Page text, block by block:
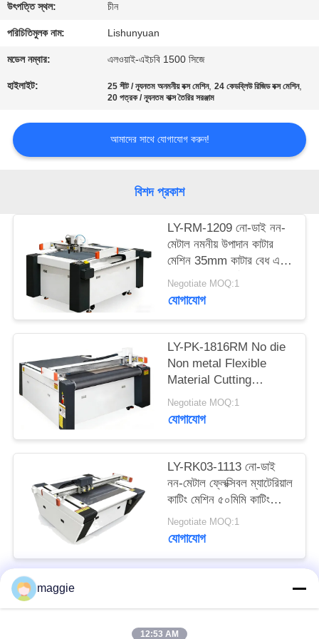
নিয়ন্ত্রণ
আমাদের
সাথে
খবর
উদ্ধৃতি
অনুরোধ
করুন
সাইট
ম্যাপ
গোপনীয়তা
উৎপত্তি স্থল: চীন
পরিচিতিমুলক নাম: Lishunyuan
মডেল নম্বার: এলওয়াই-এইচবি 1500 সিজে
হাইলাইট: 25 শীট / ন্যূনতম অনমনীয় বক্স মেশিন,24 কেডব্লিউ রিজিড বক্স মেশিন,
20 পত্রক / ন্যূনতম বাক্স তৈরির সরঞ্জাম
আমাদের সাথে যোগাযোগ করুন!
বিশদ প্রকাশ
LY-RM-1209 নো-ডাই নন-
মেটাল নমনীয় উপাদান কাটার
মেশিন 35mm কাটার বেধ এবং
± 0.05mm নির্ভুলতার সাথে /
সিএনসি নমুনা মেশিন / কাটিং
Negotiate MOQ:1
যোগাযোগ
LY-PK-1816RM No die
Non metal Flexible
Material Cutting
Machine Sample maker
machine With 50mm
Machine/Cutting
System (এলওয়াই-
পিকে-১৮১৬আরএম নো ডাই নন
কাটিং মেশিন)
Negotiate MOQ:1
যোগাযোগ
LY-RK03-1113 নো-ডাই
নন-মেটাল ফ্লেক্সিবল ম্যাটেরিয়াল
কাটিং মেশিন ৫০মিমি কাটিং
থিকনেস এবং ±০.০৫মিমি
অ্যাকুরেসি সহ
Negotiate MOQ:1
যোগাযোগ
maggie
12:53 AM